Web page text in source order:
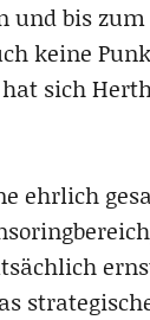
und bis zum
keine
sich
ehrlich